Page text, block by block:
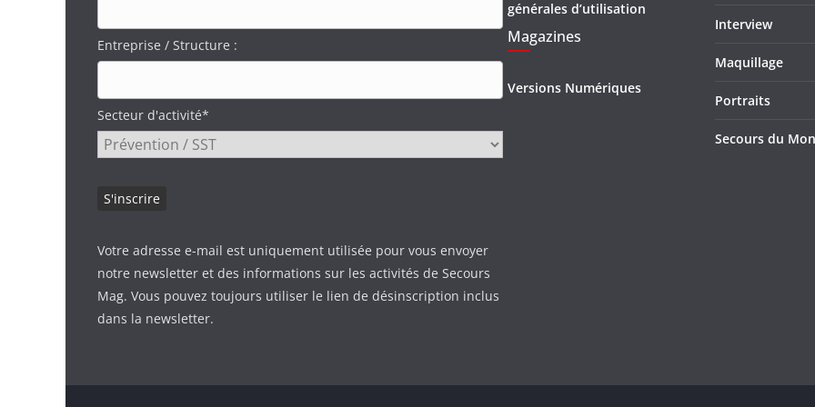
Entreprise / Structure :
Secteur d'activité*
Votre adresse e-mail est uniquement utilisée pour vous envoyer
notre newsletter et des informations sur les activités de Secours
Mag. Vous pouvez toujours utiliser le lien de désinscription inclus
dans la newsletter.
générales d’utilisation
Magazines
Versions Numériques
Interview
Maquillage
Portraits
Secours du